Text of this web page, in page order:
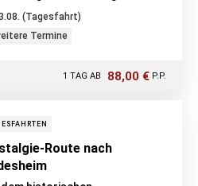
(Tagesfahrt)
Termine
1 TAG AB 88,00 € P.P.
Route nach